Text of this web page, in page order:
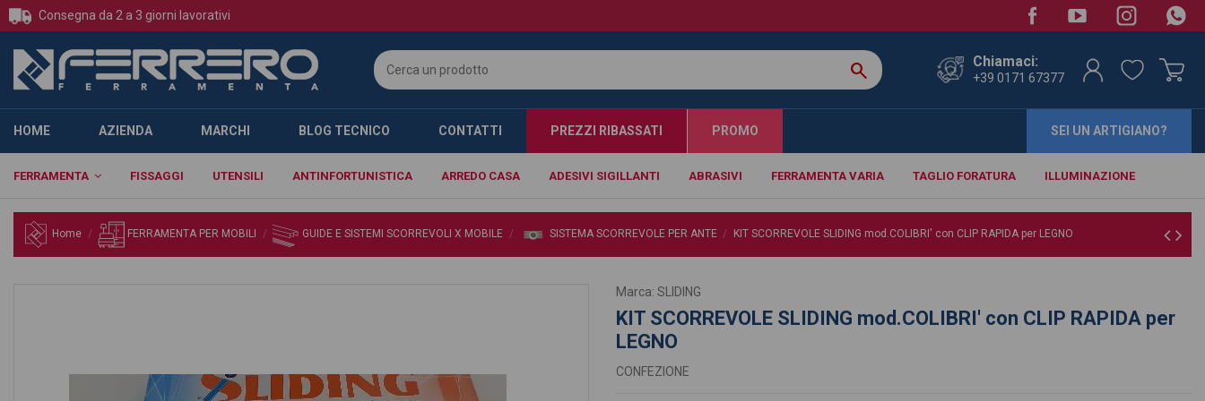
Consegna da 2 a 3 giorni lavorativi
search Chiamaci:
+39 0171 67377
HOME AZIENDA MARCHI BLOG TECNICO CONTATTI PREZZI RIBASSATI PROMO SEI UN ARTIGIANO?
FERRAMENTA FISSAGGI UTENSILI ANTINFORTUNISTICA ARREDO CASA ADESIVI SIGILLANTI ABRASIVI FERRAMENTA VARIA TAGLIO FORATURA ILLUMINAZIONE
Home FERRAMENTA PER MOBILI GUIDE E SISTEMI SCORREVOLI X MOBILE SISTEMA SCORREVOLE PER ANTE KIT SCORREVOLE SLIDING mod.COLIBRI' con CLIP RAPIDA per LEGNO
CONFEZIONE
KIT SCORREVOLE SLIDING mod.COLIBRI' con CLIP RAPIDA per
LEGNO
Marca: SLIDING